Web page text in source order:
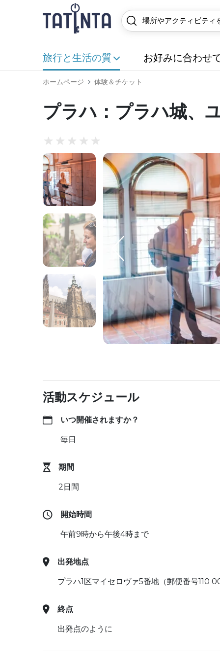
旅行と生活の質 お好みに合わせ
ホームページ 体験＆チケット
プラハ：プラハ城、
活動スケジュール
いつ開催されますか？
毎日
期間
2日間
開始時間
午前9時から午後4時まで
出発地点
プラハ1区マイセロヴァ5番地（郵便番号110
終点
出発点のように